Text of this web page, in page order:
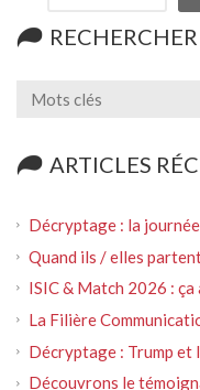
RECHERCHER
ARTICLES
Décryptage : la
Quand ils / elles
ISIC & Match 2026 : ça
La Filière
Décryptage : Trump et
Découvrons le